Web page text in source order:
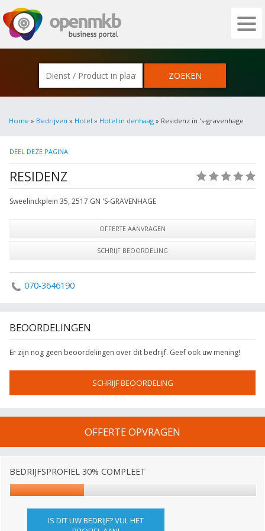
OPENMKB - DE ZAKELIJKE PORTAL
Home » Bedrijven » Hotel » Hotel in denhaag » Residenz in 's-gravenhage
DEEL DEZE PAGINA
RESIDENZ
Sweelinckplein 35, 2517 GN 'S-GRAVENHAGE
OFFERTE AANVRAGEN
SCHRIJF BEOORDELING
070-3646190
BEOORDELINGEN
Er zijn nog geen beoordelingen over dit bedrijf. Geef ook uw mening!
SCHRIJF BEOORDELING
OFFERTE OPVRAGEN
BEDRIJFSPROFIEL 30% COMPLEET
IS DIT UW BEDRIJF? VUL HET